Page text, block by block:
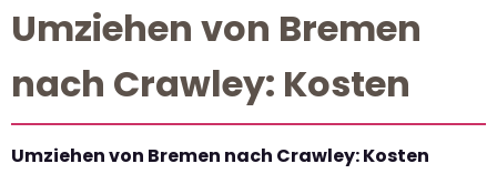
Umziehen von Bremen
nach Crawley: Kosten
Umziehen von Bremen nach Crawley: Kosten